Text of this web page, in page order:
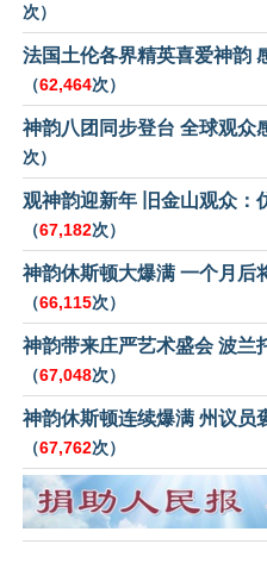
次）
法国土伦各界精英喜爱神韵
（62,464次）
神韵八团同步登台 全球观众
次）
观神韵迎新年 旧金山观众：
（67,182次）
神韵休斯顿大爆满 一个月后
（66,115次）
神韵带来庄严艺术盛会 波兰
（67,048次）
神韵休斯顿连续爆满 州议员
（67,762次）